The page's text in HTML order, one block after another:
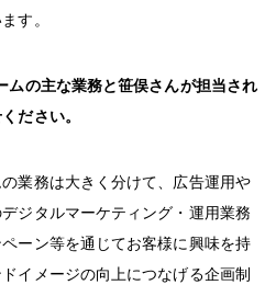
す。
の主な業務と笹俣さんが担当され
ださい。
業務は大きく分けて、広告運用や
ジタルマーケティング・運用業務
ーン等を通じてお客様に興味を持
イメージの向上につなげる企画制